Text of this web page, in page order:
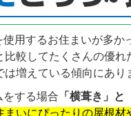
用するお住まいが多
較してたくさんの優
増えている傾向にあり
をする場合 「横葺き」
まいにぴったりの屋根材